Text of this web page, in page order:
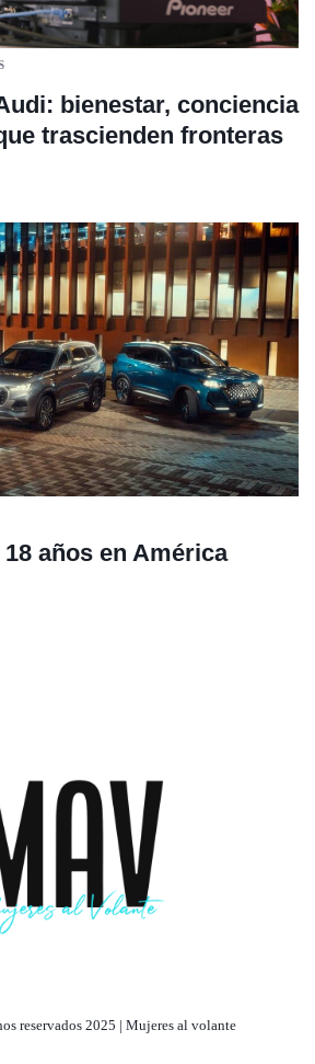
bienestar, conciencia
trascienden fronteras
años en América
reservados 2025 | Mujeres al volante